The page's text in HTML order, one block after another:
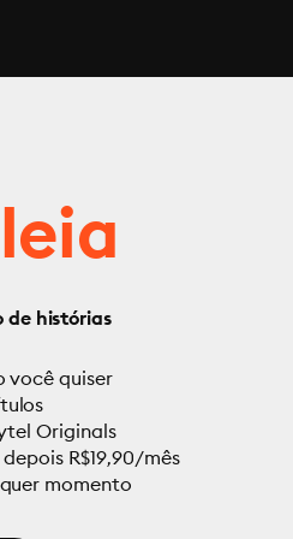
de histórias
você quiser
Originals
R$19,90/mês
momento